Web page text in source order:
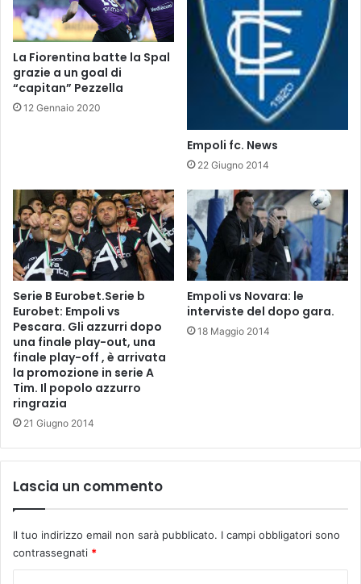
n
a
s
q
a
l
a
s
e
t
t
i
m
a
n
a
c
h
p
r
a
d
E
r
m
p
l
P
a
d
o
v
a
.
I
n
t
e
r
v
a
i
s
t
La Fiorentina batte la Spal
grazie a un goal di
“capitan” Pezzella
12 Gennaio 2020
Empoli fc. News
22 Giugno 2014
Serie B Eurobet.Serie b
Eurobet: Empoli vs
Pescara. Gli azzurri dopo
una finale play-out, una
finale play-off , è arrivata
la promozione in serie A
Tim. Il popolo azzurro
ringrazia
21 Giugno 2014
Empoli vs Novara: le
interviste del dopo gara.
18 Maggio 2014
Lascia un commento
Il tuo indirizzo email non sarà pubblicato. I campi obbligatori sono
contrassegnati *